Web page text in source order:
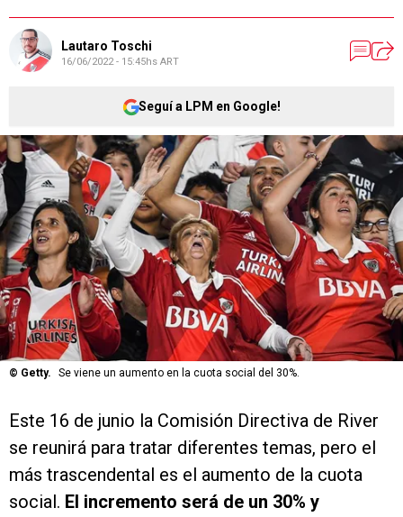
Lautaro Toschi
16/06/2022 - 15:45hs ART
Seguí a LPM en Google!
© Getty. Se viene un aumento en la cuota social del 30%.
Este 16 de junio la Comisión Directiva de River
se reunirá para tratar diferentes temas, pero el
más trascendental es el aumento de la cuota
social. El incremento será de un 30% y